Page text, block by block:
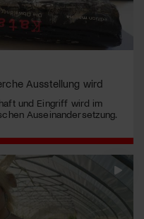
Ausstellung wird
und Eingriff wird im
Auseinandersetzung.